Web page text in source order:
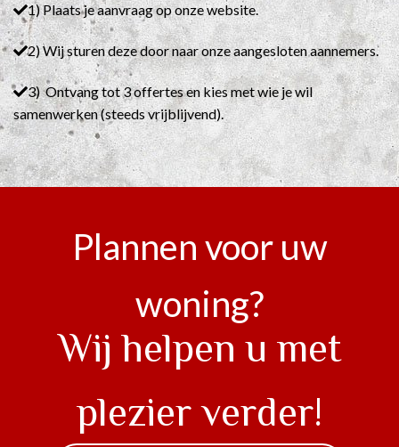
1) Plaats je aanvraag op onze website.
2) Wij sturen deze door naar onze aangesloten aannemers.
3) Ontvang tot 3 offertes en kies met wie je wil
samenwerken (steeds vrijblijvend).
Plannen voor uw
woning?
Wij helpen u met
plezier verder!